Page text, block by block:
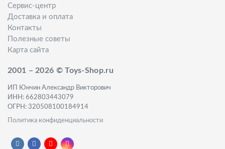
Сервис-центр
Доставка и оплата
Контакты
Полезные советы
Карта сайта
2001 – 2026 © Toys-Shop.ru
ИП Юнчин Александр Викторович
ИНН: 662803443079
ОГРН: 320508100184914
Политика конфиденциальности